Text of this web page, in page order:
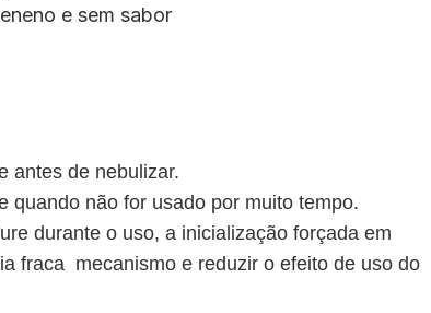
e sem sabor
antes de nebulizar.
quando não for usado por muito tempo.
durante o uso, a inicialização forçada em
fraca mecanismo e reduzir o efeito de uso do